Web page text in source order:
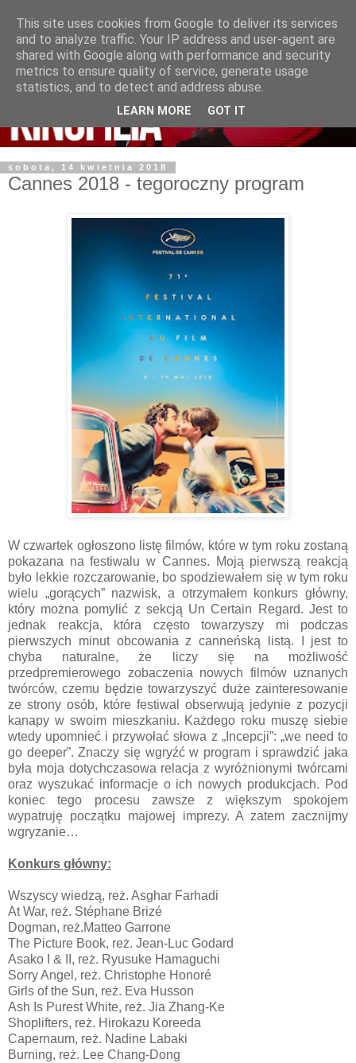
sobota, 14 kwietnia 2018
Cannes 2018 - tegoroczny program
W czwartek ogłoszono listę filmów, które w tym roku zostaną
pokazana na festiwalu w Cannes. Moją pierwszą reakcją
było lekkie rozczarowanie, bo spodziewałem się w tym roku
wielu „gorących” nazwisk, a otrzymałem konkurs główny,
który można pomylić z sekcją Un Certain Regard. Jest to
jednak reakcja, która często towarzyszy mi podczas
pierwszych minut obcowania z canneńską listą. I jest to
chyba naturalne, że liczy się na możliwość
przedpremierowego zobaczenia nowych filmów uznanych
twórców, czemu będzie towarzyszyć duże zainteresowanie
ze strony osób, które festiwal obserwują jedynie z pozycji
kanapy w swoim mieszkaniu. Każdego roku muszę siebie
wtedy upomnieć i przywołać słowa z „Incepcji”: „we need to
go deeper”. Znaczy się wgryźć w program i sprawdzić jaka
była moja dotychczasowa relacja z wyróżnionymi twórcami
oraz wyszukać informacje o ich nowych produkcjach. Pod
koniec tego procesu zawsze z większym spokojem
wypatruję początku majowej imprezy. A zatem zacznijmy
wgryzanie…
Konkurs główny:
Wszyscy wiedzą, reż. Asghar Farhadi
At War, reż. Stéphane Brizé
Dogman, reż.Matteo Garrone
The Picture Book, reż. Jean-Luc Godard
Asako I & II, reż. Ryusuke Hamaguchi
Sorry Angel, reż. Christophe Honoré
Girls of the Sun, reż. Eva Husson
Ash Is Purest White, reż. Jia Zhang-Ke
Shoplifters, reż. Hirokazu Koreeda
Capernaum, reż. Nadine Labaki
Burning, reż. Lee Chang-Dong
This site uses cookies from Google to deliver its services
and to analyze traffic. Your IP address and user-agent are
shared with Google along with performance and security
metrics to ensure quality of service, generate usage
statistics, and to detect and address abuse.
LEARN MORE GOT IT